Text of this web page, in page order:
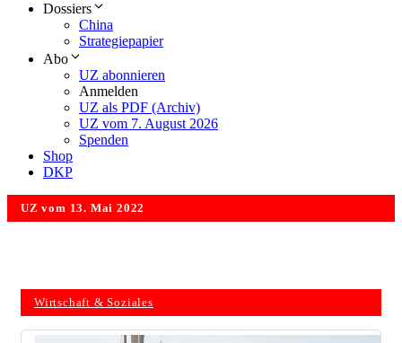
Dossiers
China
Strategiepapier
Abo
UZ abonnieren
Anmelden
UZ als PDF (Archiv)
UZ vom 7. August 2026
Spenden
Shop
DKP
UZ vom 13. Mai 2022
Wirtschaft & Soziales